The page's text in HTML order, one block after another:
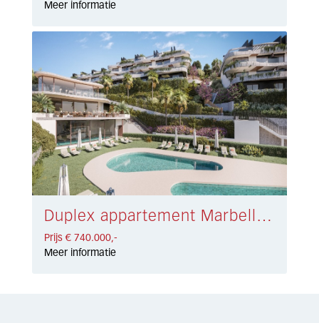
Meer informatie
Duplex appartement Marbella East € 740.000,-
Prijs € 740.000,-
Meer informatie